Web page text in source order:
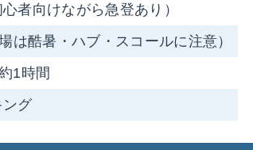
向けながら急登あり）
は酷暑・ハブ・スコールに注意）
1時間
ング